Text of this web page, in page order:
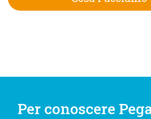
Per conoscere